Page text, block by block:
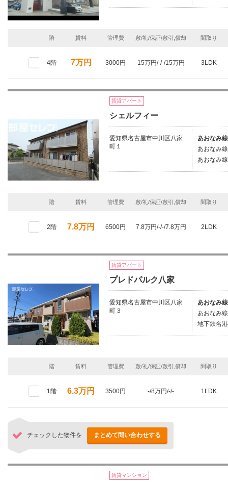
階 賃料 管理費 敷/礼/保証/敷引,償却 間取り
4階 7万円 3000円 15万円/-/-/15万円 3LDK
賃貸アパート
シェルフィー
愛知県名古屋市中川区八家
町１
あおなみ
あおなみ
あおなみ
階 賃料 管理費 敷/礼/保証/敷引,償却 間取り
2階 7.8万円 6500円 7.8万円/-/-/7.8万円 2LDK
賃貸アパート
プレドパルク八家
愛知県名古屋市中川区八家
町３
あおなみ
あおなみ
地下鉄名
階 賃料 管理費 敷/礼/保証/敷引,償却 間取り
1階 6.3万円 3500円 -/8万円/-/- 1LDK
チェックした物件を まとめて問い合わせする
賃貸マンション